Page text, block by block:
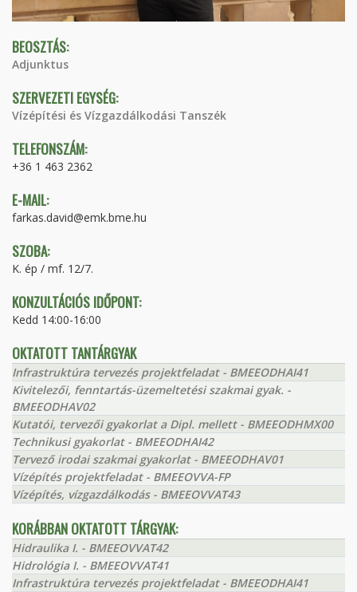
BEOSZTÁS:
Adjunktus
SZERVEZETI EGYSÉG:
Vízépítési és Vízgazdálkodási Tanszék
TELEFONSZÁM:
+36 1 463 2362
E-MAIL:
farkas.david@emk.bme.hu
SZOBA:
K. ép / mf. 12/7.
KONZULTÁCIÓS IDŐPONT:
Kedd 14:00-16:00
OKTATOTT TANTÁRGYAK
Infrastruktúra tervezés projektfeladat - BMEEODHAI41
Kivitelezői, fenntartás-üzemeltetési szakmai gyak. -
BMEEODHAV02
Kutatói, tervezői gyakorlat a Dipl. mellett - BMEEODHMX00
Technikusi gyakorlat - BMEEODHAI42
Tervező irodai szakmai gyakorlat - BMEEODHAV01
Vízépítés projektfeladat - BMEEOVVA-FP
Vízépítés, vízgazdálkodás - BMEEOVVAT43
KORÁBBAN OKTATOTT TÁRGYAK:
Hidraulika I. - BMEEOVVAT42
Hidrológia I. - BMEEOVVAT41
Infrastruktúra tervezés projektfeladat - BMEEODHAI41